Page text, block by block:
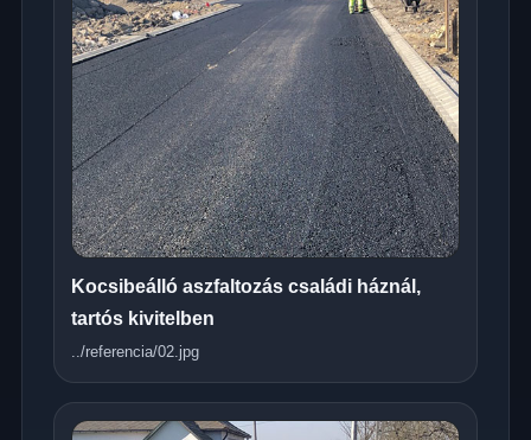
Kocsibeálló aszfaltozás családi háznál,
tartós kivitelben
../referencia/02.jpg